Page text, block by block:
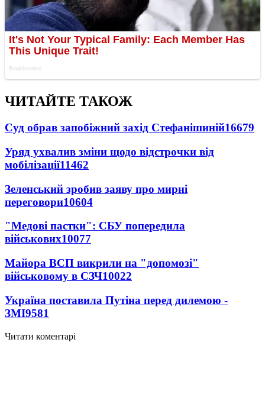
ЧИТАЙТЕ ТАКОЖ
Суд обрав запобіжний захід Стефанішиній16679
Уряд ухвалив зміни щодо відстрочки від
мобілізації11462
Зеленський зробив заяву про мирні
переговори10604
"Медові пастки": СБУ попередила
військових10077
Майора ВСП викрили на "допомозі"
військовому в СЗЧ10022
Україна поставила Путіна перед дилемою -
ЗМІ9581
Читати коментарі